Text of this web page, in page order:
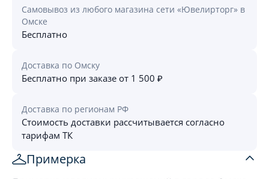
Самовывоз из любого магазина сети «Ювелирторг» в
Омске
Бесплатно
Доставка по Омску
Бесплатно при заказе от 1 500 ₽
Доставка по регионам РФ
Стоимость доставки рассчитывается согласно
тарифам ТК
Примерка